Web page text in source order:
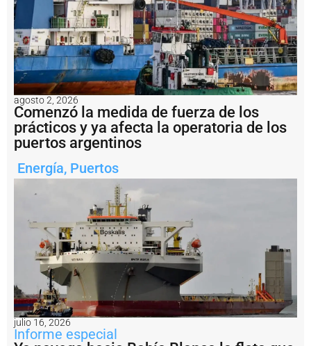
a
C
o
n
s
ti
t
u
c
i
n
t
0
a
ñ
o
s
agosto 2, 2026
Comenzó la medida de fuerza de los
prácticos y ya afecta la operatoria de los
puertos argentinos
Energía, Puertos
julio 16, 2026
Informe especial